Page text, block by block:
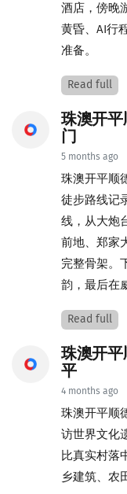
酒店，傍晚
黄昏、AI行
准备。
Read full
珠澳开
门
5 months ago
珠澳开平顺
徒步路线记
线，从大炮
前地、郑家
完整骨架。
韵，最后在
Read full
珠澳开
平
4 months ago
珠澳开平顺
访世界文化
比真实村落
乡建筑、农